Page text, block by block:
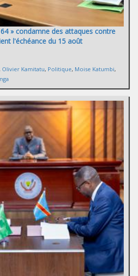
» condamne des attaques contre
l'échéance du 15 août
Olivier Kamitatu, Politique, Moise Katumbi,